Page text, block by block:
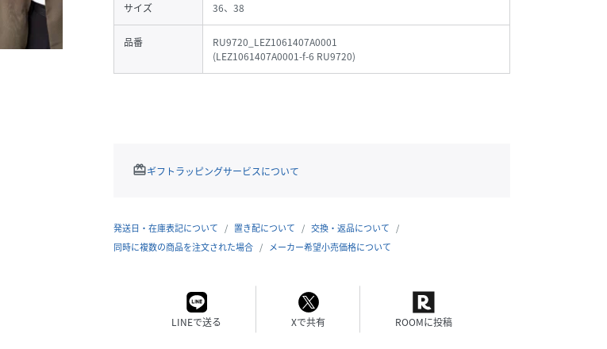
サイズ 36、38
品番
RU9720_LEZ1061407A0001
(LEZ1061407A0001-f-6 RU9720)
redeemギフトラッピングサービスについて
発送日・在庫表記について 置き配について
交換・返品について
同時に複数の商品を注文された場合
メーカー希望小売価格について
LINEで送る Xで共有 ROOMに投稿